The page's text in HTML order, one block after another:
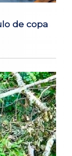
de copa